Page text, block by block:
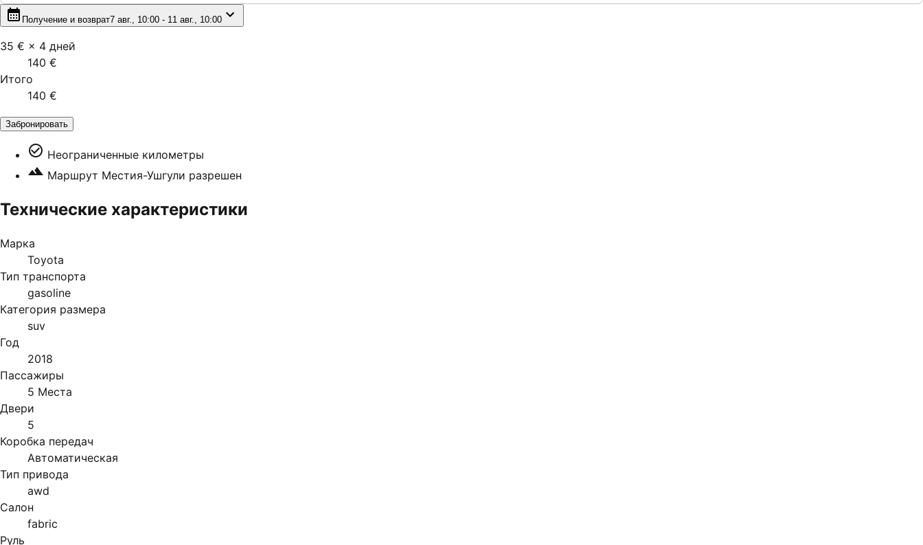
Получение и возврат7 авг., 10:00 - 11 авг., 10:00
35 € × 4 дней
140 €
Итого
140 €
Забронировать
Неограниченные километры
Маршрут Местия-Ушгули разрешен
Технические характеристики
Марка
Toyota
Тип транспорта
gasoline
Категория размера
suv
Год
2018
Пассажиры
5 Места
Двери
5
Коробка передач
Автоматическая
Тип привода
awd
Салон
fabric
Руль